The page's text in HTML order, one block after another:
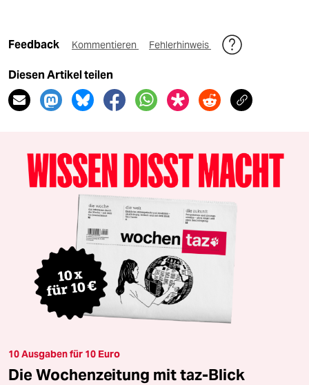
Feedback Kommentieren Fehlerhinweis
Diesen Artikel teilen
10 Ausgaben für 10 Euro
Die Wochenzeitung mit taz-Blick